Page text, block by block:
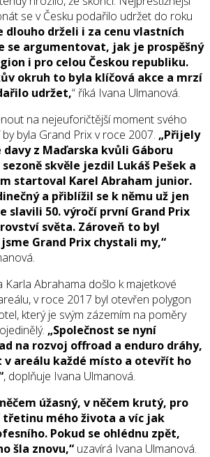
se v Česku podařilo udržet do roku
dlouho drželi i za cenu vlastních
se argumentovat, jak je prospěšný
i pro celou Českou republiku.
okruh to byla klíčová akce a mrzí
udržet,“ říká Ivana Ulmanová.
na nejeuforičtější moment svého
byla Grand Prix v roce 2007. „Přijely
z Maďarska kvůli Gáboru
skvěle jezdil Lukáš Pešek a
startoval Karel Abraham junior.
a přiblížil se k němu už jen
slavili 50. výročí první Grand Prix
světa. Zároveň to byl
Grand Prix chystali my,“
Karla Abrahama došlo k majetkové
v roce 2017 byl otevřen polygon
který je svým zázemím na poměry
„Společnost se nyní
na rozvoj offroad a enduro dráhy,
v areálu každé místo a otevřít ho
, doplňuje Ivana Ulmanová.
úžasný, v něčem krutý, pro
třetinu mého života a víc jak
Pokud se ohlédnu zpět,
šla znovu,“ uzavírá Ivana Ulmanová.